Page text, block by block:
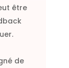
être
de